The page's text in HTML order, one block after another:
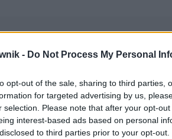
- Do Not Process My Personal
opt-out of the sale, sharing to third parties,
for targeted advertising by us,
selection. Please note that after your opt-
interest-based ads based on personal
to third parties prior to your opt-